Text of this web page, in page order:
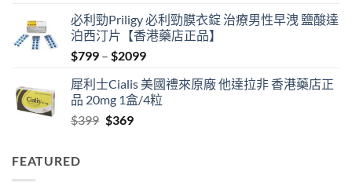
was:
$500.
is:
$450.
必利勁Priligy 必利勁膜衣錠 治療男性早洩 鹽酸達
泊西汀片【香港藥店正品】
$799 – $2099Price
$799
through
犀利士Cialis 美國禮來原廠 他達拉非 香港藥店正
品 20mg 1盒/4粒
$399 Original
$369Current
FEATURED